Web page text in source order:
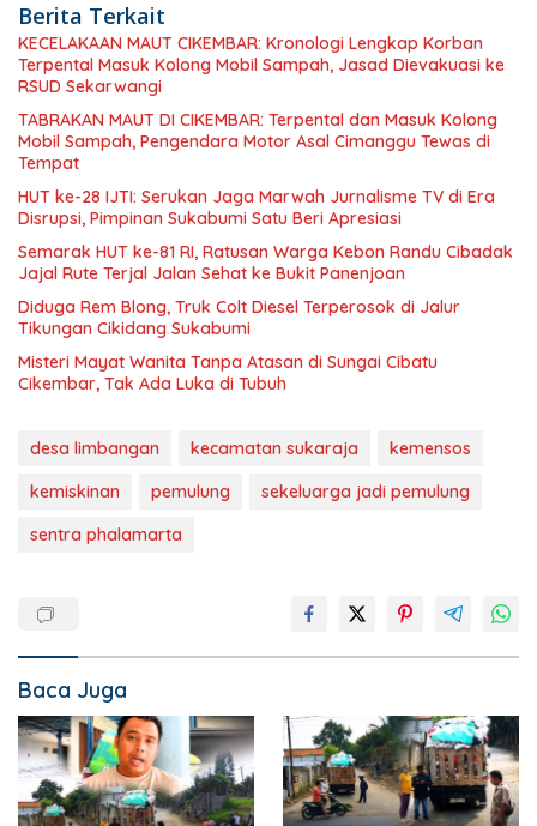
Berita Terkait
KECELAKAAN MAUT CIKEMBAR: Kronologi Lengkap Korban
Terpental Masuk Kolong Mobil Sampah, Jasad Dievakuasi ke
RSUD Sekarwangi
TABRAKAN MAUT DI CIKEMBAR: Terpental dan Masuk Kolong
Mobil Sampah, Pengendara Motor Asal Cimanggu Tewas di
Tempat
HUT ke-28 IJTI: Serukan Jaga Marwah Jurnalisme TV di Era
Disrupsi, Pimpinan Sukabumi Satu Beri Apresiasi
Semarak HUT ke-81 RI, Ratusan Warga Kebon Randu Cibadak
Jajal Rute Terjal Jalan Sehat ke Bukit Panenjoan
Diduga Rem Blong, Truk Colt Diesel Terperosok di Jalur
Tikungan Cikidang Sukabumi
Misteri Mayat Wanita Tanpa Atasan di Sungai Cibatu
Cikembar, Tak Ada Luka di Tubuh
desa limbangan kecamatan sukaraja
kemensos
kemiskinan
pemulung
sekeluarga jadi pemulung
sentra phalamarta
Baca Juga